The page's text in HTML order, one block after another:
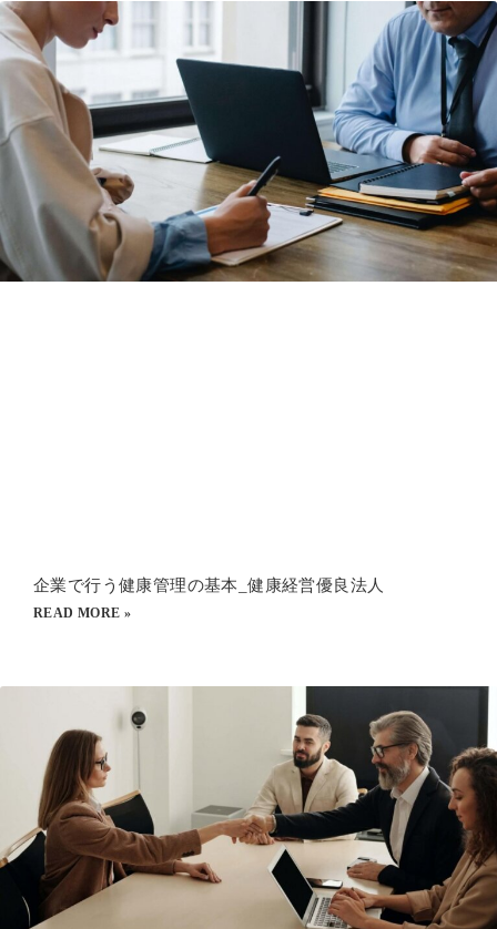
企業で行う健康管理の基本_健康経営優良法人
READ MORE »